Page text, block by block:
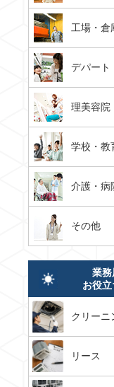
工場・倉
デパート
理美容院
学校・教
介護・病
その他
業務
お役
クリーニ
リース